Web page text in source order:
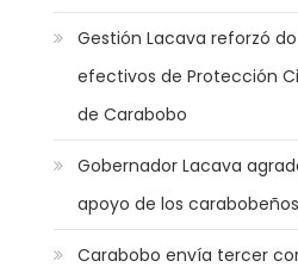
Gestión Lacava reforzó
efectivos de Protección
de Carabobo
Gobernador Lacava
apoyo de los
Carabobo envía tercer